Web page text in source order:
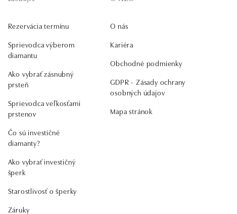
Rezervácia termínu
Sprievodca výberom
diamantu
Ako vybrať zásnubný
prsteň
Sprievodca veľkosťami
prstenov
Čo sú investičné
diamanty?
Ako vybrať investičný
šperk
Starostlivosť o šperky
Záruky
O nás
Kariéra
Obchodné podmienky
GDPR - Zásady ochrany
osobných údajov
Mapa stránok